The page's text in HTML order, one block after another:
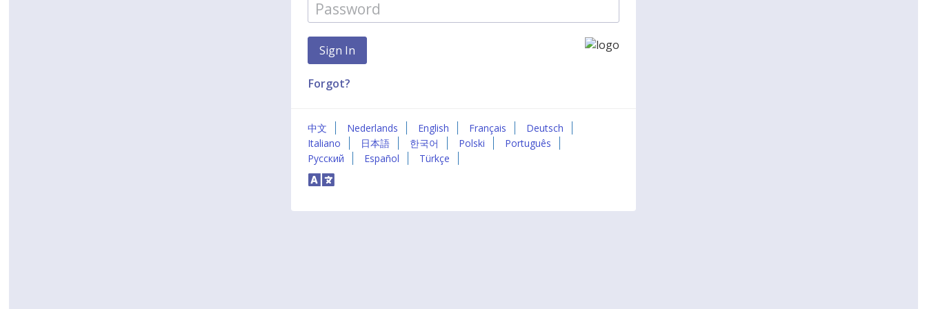
Forgot?
中文 Nederlands English Français
Deutsch
Italiano
日本語 한국어 Polski
Português
Русский
Español Türkçe